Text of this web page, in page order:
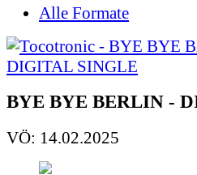
Alle Formate
BYE BYE BERLIN -
VÖ: 14.02.2025